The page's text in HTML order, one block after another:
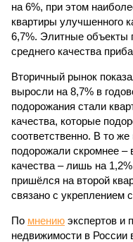
на 6%, при этом
квартиры улучшенного
6,7%. Элитные объекты
среднего качества
Вторичный рынок
выросли на 8,7% в
подорожания стали
качества, которые
соответственно. В то
подорожали скромнее –
качества – лишь на
пришёлся на второй
связано с укреплением
По мнению экспертов и
недвижимости в России